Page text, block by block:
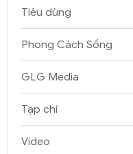
Tiêu dùng
Phong Cách Sống
GLG Media
Tạp chí
Video